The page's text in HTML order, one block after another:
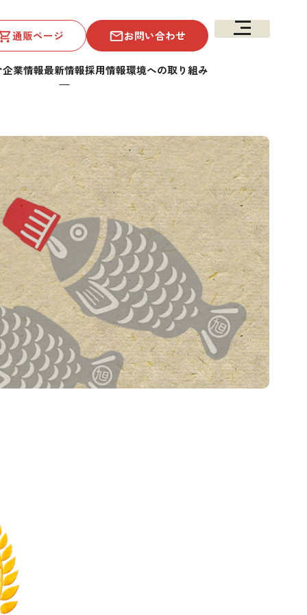
通販ページ お問い合わせ
企業情報最新情報採用情報環境への取り組み